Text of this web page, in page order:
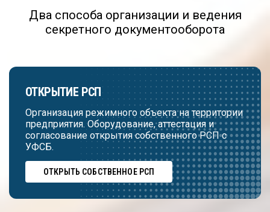
Два способа организации и ведения
секретного документооборота
ОТКРЫТИЕ РСП
Организация режимного объекта на территории
предприятия. Оборудование, аттестация и
согласование открытия собственного РСП с
УФСБ.
ОТКРЫТЬ СОБСТВЕННОЕ РСП